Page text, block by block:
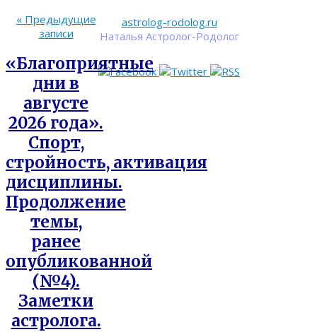
astrolog-rodolog.ru
Наталья Астролог-Родолог
«Предыдущие
записи
«Благоприятные
дни в
августе
2026 года».
Спорт,
стройность, активация
дисциплины.
Продолжение
темы,
ранее
опубликованной
(№4).
Заметки
астролога.